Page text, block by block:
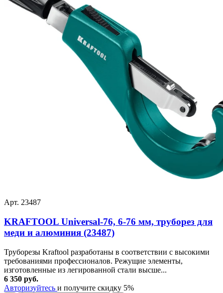
Арт. 23487
KRAFTOOL Universal-76, 6-76 мм, труборез для
меди и алюминия (23487)
Труборезы Kraftool разработаны в соответствии с высокими
требованиями профессионалов. Режущие элементы,
изготовленные из легированной стали высше...
6 350 руб.
Авторизуйтесь и получите скидку 5%